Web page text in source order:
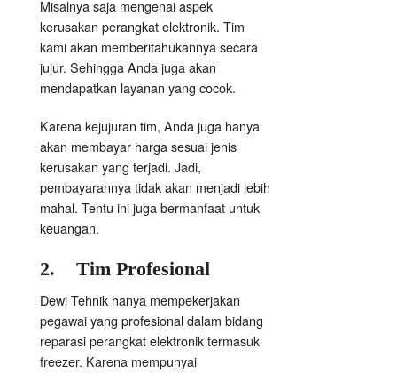
Misalnya saja mengenai aspek
kerusakan perangkat elektronik. Tim
kami akan memberitahukannya secara
jujur. Sehingga Anda juga akan
mendapatkan layanan yang cocok.
Karena kejujuran tim, Anda juga hanya
akan membayar harga sesuai jenis
kerusakan yang terjadi. Jadi,
pembayarannya tidak akan menjadi lebih
mahal. Tentu ini juga bermanfaat untuk
keuangan.
2. Tim Profesional
Dewi Tehnik hanya mempekerjakan
pegawai yang profesional dalam bidang
reparasi perangkat elektronik termasuk
freezer. Karena mempunyai